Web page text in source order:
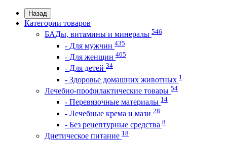
Назад
Категории товаров
БАДы, витамины и минералы 546
- Для мужчин 435
- Для женщин 465
- Для детей 34
- Здоровье домашних животных 1
Лечебно-профилактические товары 54
- Перевязочные материалы 14
- Лечебные крема и мази 28
- Без рецептурные средства 8
Диетическое питание 18